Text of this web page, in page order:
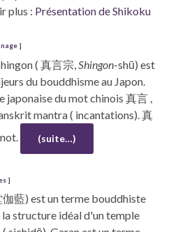
plus : Présentation de Shikoku
]
( 真言宗, Shingon-shū) est
du bouddhisme au Japon.
japonaise du mot chinois 真言 ,
mantra ( incantations). 真
(suite…)
]
伽藍) est un terme bouddhiste
la structure idéal d'un temple